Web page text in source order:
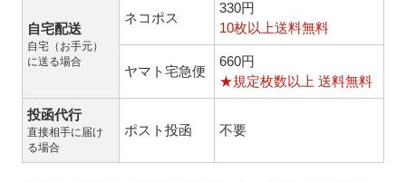
自宅配送
自宅（お手元）
に送る場合
ネコポス
330円
10枚以上送料無料
ヤマト宅急便
660円
★規定枚数以上 送料無料
投函代行
直接相手に届け
る場合
ポスト投函 不要